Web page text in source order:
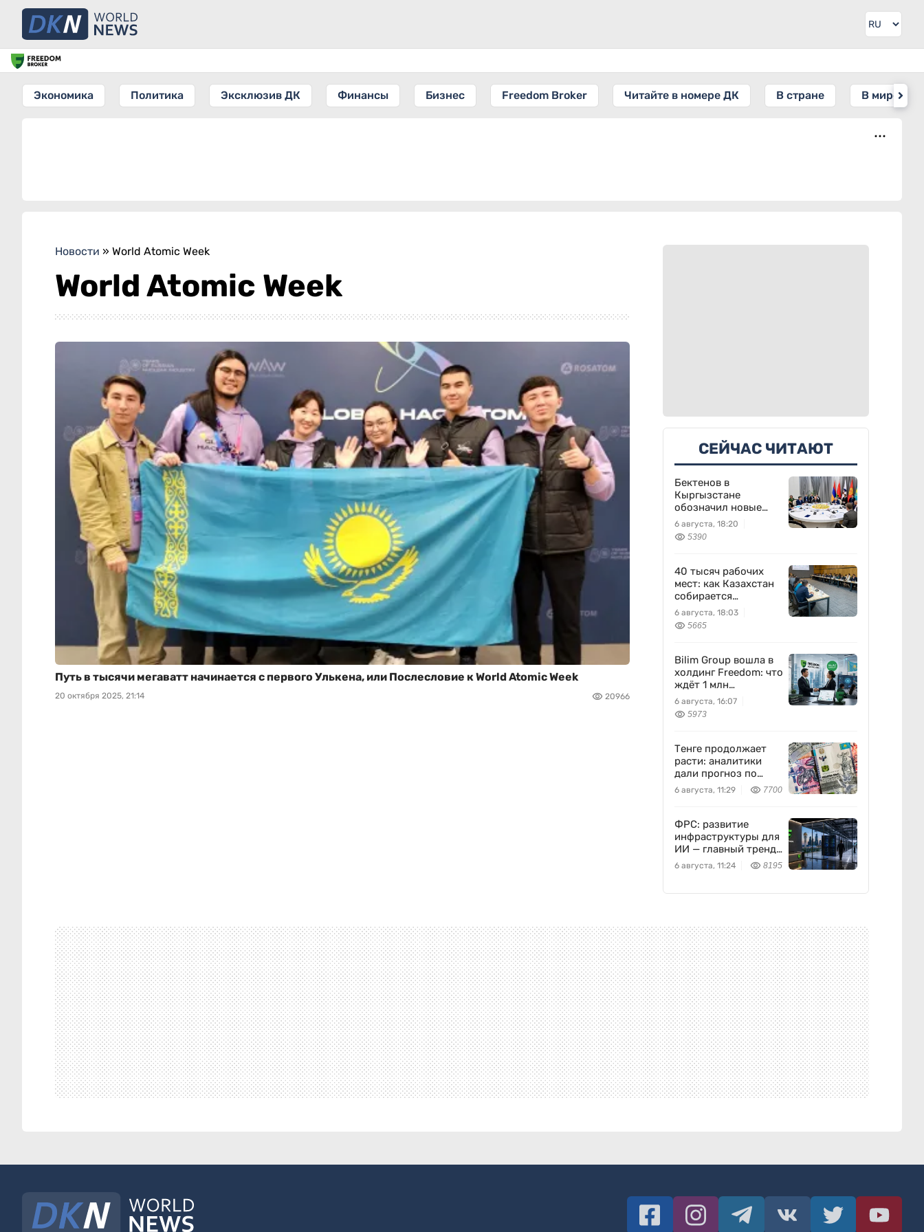
Экономика Политика Эксклюзив ДК Финансы Бизнес Freedom Broker Читайте в номере ДК В стране В мире
Новости » World Atomic Week
World Atomic Week
Путь в тысячи мегаватт начинается с первого Улькена, или Послесловие к World Atomic Week
20 октября 2025, 21:14 20966
СЕЙЧАС ЧИТАЮТ
Бектенов в
Кыргызстане
обозначил новые
приоритеты ЕАЭС
6 августа, 18:20
5390
40 тысяч рабочих
мест: как Казахстан
собирается
перезапустить
легкую
промышленность
6 августа, 18:03
5665
Bilim Group вошла в
холдинг Freedom: что
ждёт 1 млн
пользователей
6 августа, 16:07
5973
Тенге продолжает
расти: аналитики
дали прогноз по
доллару
6 августа, 11:29 7700
ФРС: развитие
инфраструктуры для
ИИ — главный тренд
мировой экономики.
Как в него
6 августа, 11:24 8195